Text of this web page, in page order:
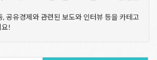
, 공유경제와 관련된 보도와 인터뷰 등을 카테고
!